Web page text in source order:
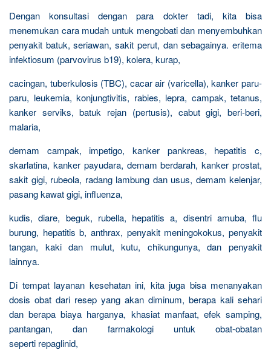
Dengan konsultasi dengan para dokter tadi, kita bisa
menemukan cara mudah untuk mengobati dan menyembuhkan
penyakit batuk, seriawan, sakit perut, dan sebagainya. eritema
infektiosum (parvovirus b19), kolera, kurap,
cacingan, tuberkulosis (TBC), cacar air (varicella), kanker paru-
paru, leukemia, konjungtivitis, rabies, lepra, campak, tetanus,
kanker serviks, batuk rejan (pertusis), cabut gigi, beri-beri,
malaria,
demam campak, impetigo, kanker pankreas, hepatitis c,
skarlatina, kanker payudara, demam berdarah, kanker prostat,
sakit gigi, rubeola, radang lambung dan usus, demam kelenjar,
pasang kawat gigi, influenza,
kudis, diare, beguk, rubella, hepatitis a, disentri amuba, flu
burung, hepatitis b, anthrax, penyakit meningokokus, penyakit
tangan, kaki dan mulut, kutu, chikungunya, dan penyakit
lainnya.
Di tempat layanan kesehatan ini, kita juga bisa menanyakan
dosis obat dari resep yang akan diminum, berapa kali sehari
dan berapa biaya harganya, khasiat manfaat, efek samping,
pantangan, dan farmakologi untuk obat-obatan
seperti repaglinid,